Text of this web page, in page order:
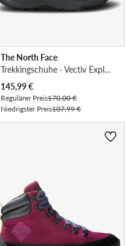
The North Face
Trekkingschuhe · Vectiv Exploris 2 Mid NF0A7W6ARMO1 · Grün
Aktueller Preis
145,99€
Regulärer Preis170,00 €
Niedrigster Preis107,99 €